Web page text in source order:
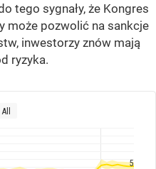
tego sygnały, że Kongres
może pozwolić na sankcje
inwestorzy znów mają
ryzyka.